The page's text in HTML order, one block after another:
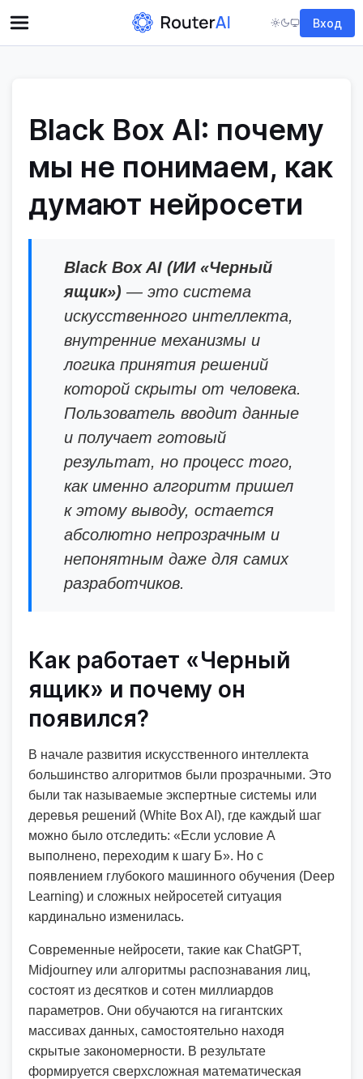
Вход
Black Box AI: почему
мы не понимаем, как
думают нейросети
Black Box AI (ИИ «Черный
ящик») — это система
искусственного интеллекта,
внутренние механизмы и
логика принятия решений
которой скрыты от человека.
Пользователь вводит данные
и получает готовый
результат, но процесс того,
как именно алгоритм пришел
к этому выводу, остается
абсолютно непрозрачным и
непонятным даже для самих
разработчиков.
Как работает «Черный
ящик» и почему он
появился?
В начале развития искусственного интеллекта
большинство алгоритмов были прозрачными. Это
были так называемые экспертные системы или
деревья решений (White Box AI), где каждый шаг
можно было отследить: «Если условие А
выполнено, переходим к шагу Б». Но с
появлением глубокого машинного обучения (Deep
Learning) и сложных нейросетей ситуация
кардинально изменилась.
Современные нейросети, такие как ChatGPT,
Midjourney или алгоритмы распознавания лиц,
состоят из десятков и сотен миллиардов
параметров. Они обучаются на гигантских
массивах данных, самостоятельно находя
скрытые закономерности. В результате
формируется сверхсложная математическая